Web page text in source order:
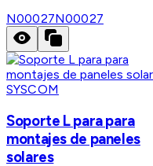
N00027N00027
SYSCOM
Soporte L para para
montajes de paneles
solares